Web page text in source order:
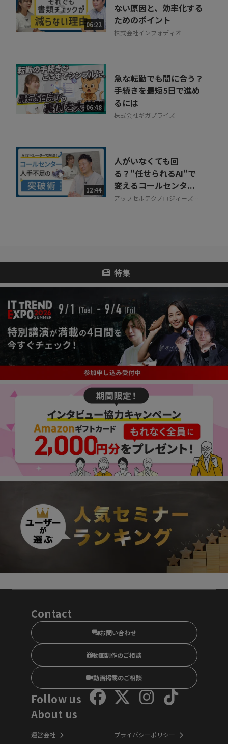
06:22
ない原因と、効率化する
ためのポイント
株式会社インフォディオ
06:48
急な転勤でも間に合う？
手続きを最短5日で進め
るには
株式会社ギガプライズ
12:44
人がいなくても回
る？"任せられるAI"で
変えるコールセンタ...
アップセルテクノロジィーズ株
特集
Contact
お問い合わせ
動画制作のご相談
動画掲載のご相談
Follow us
About us
運営会社
プライバシーポリシー